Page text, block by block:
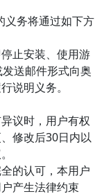
义务将通过如下方
止安装、使用游
送邮件形式向奥
说明义务。
议时，用户有权
修改后30日内以
的认可，本用户
产生法律约束